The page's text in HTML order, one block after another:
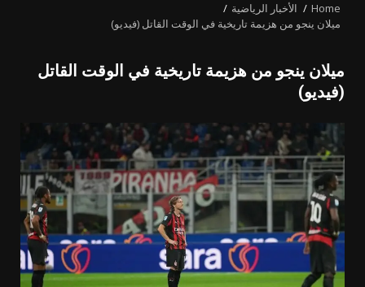
Home
الأخبار الرياضية
ميلان ينجو من هزيمة تاريخية في الوقت القاتل (فيديو)
ميلان ينجو من هزيمة تاريخية في الوقت القاتل
(فيديو)